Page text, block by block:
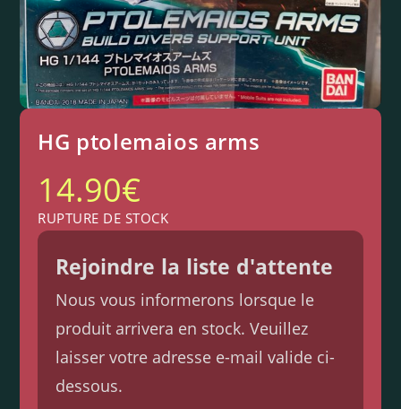
HG ptolemaios arms
14.90€
RUPTURE DE STOCK
Rejoindre la liste d'attente
Nous vous informerons lorsque le
produit arrivera en stock. Veuillez
laisser votre adresse e-mail valide ci-
dessous.